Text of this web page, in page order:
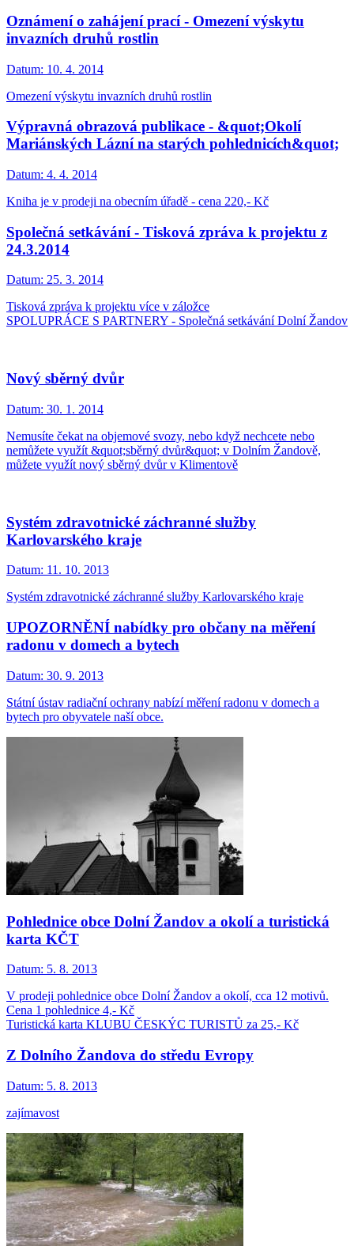
Oznámení o zahájení prací - Omezení výskytu
invazních druhů rostlin
Datum: 10. 4. 2014
Omezení výskytu invazních druhů rostlin
Výpravná obrazová publikace - &quot;Okolí
Mariánských Lázní na starých pohlednicích&quot;
Datum: 4. 4. 2014
Kniha je v prodeji na obecním úřadě - cena 220,- Kč
Společná setkávání - Tisková zpráva k projektu z
24.3.2014
Datum: 25. 3. 2014
Tisková zpráva k projektu více v záložce
SPOLUPRÁCE S PARTNERY - Společná setkávání Dolní Žandov
Nový sběrný dvůr
Datum: 30. 1. 2014
Nemusíte čekat na objemové svozy, nebo když nechcete nebo
nemůžete využít &quot;sběrný dvůr&quot; v Dolním Žandově,
můžete využít nový sběrný dvůr v Klimentově
Systém zdravotnické záchranné služby
Karlovarského kraje
Datum: 11. 10. 2013
Systém zdravotnické záchranné služby Karlovarského kraje
UPOZORNĚNÍ nabídky pro občany na měření
radonu v domech a bytech
Datum: 30. 9. 2013
Státní ústav radiační ochrany nabízí měření radonu v domech a
bytech pro obyvatele naší obce.
Pohlednice obce Dolní Žandov a okolí a turistická
karta KČT
Datum: 5. 8. 2013
V prodeji pohlednice obce Dolní Žandov a okolí, cca 12 motivů.
Cena 1 pohlednice 4,- Kč
Turistická karta KLUBU ČESKÝC TURISTŮ za 25,- Kč
Z Dolního Žandova do středu Evropy
Datum: 5. 8. 2013
zajímavost